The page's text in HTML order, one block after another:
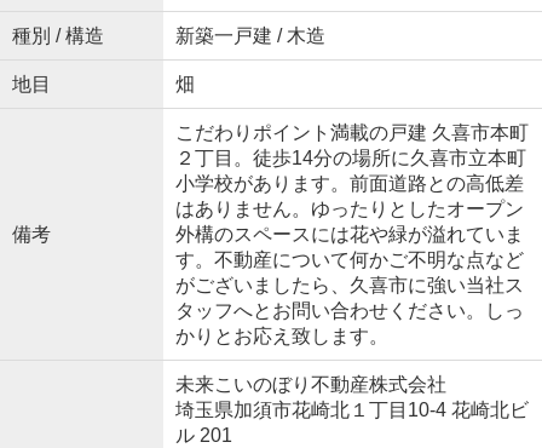
種別 / 構造 新築一戸建 / 木造
地目 畑
備考
こだわりポイント満載の戸建 久喜市本町
２丁目。徒歩14分の場所に久喜市立本町
小学校があります。前面道路との高低差
はありません。ゆったりとしたオープン
外構のスペースには花や緑が溢れていま
す。不動産について何かご不明な点など
がございましたら、久喜市に強い当社ス
タッフへとお問い合わせください。しっ
かりとお応え致します。
未来こいのぼり不動産株式会社
埼玉県加須市花崎北１丁目10-4 花崎北ビ
ル 201